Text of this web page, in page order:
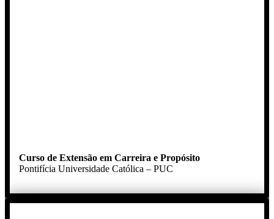
Curso de Extensão em Carreira e Propósito
Pontifícia Universidade Católica – PUC